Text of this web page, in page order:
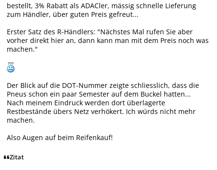
bestellt, 3% Rabatt als ADACler, mässig schnelle Lieferung
zum Händler, über guten Preis gefreut...
Erster Satz des R-Händlers: "Nächstes Mal rufen Sie aber
vorher direkt hier an, dann kann man mit dem Preis noch was
machen."
Der Blick auf die DOT-Nummer zeigte schliesslich, dass die
Pneus schon ein paar Semester auf dem Buckel hatten...
Nach meinem Eindruck werden dort überlagerte
Restbestände übers Netz verhökert. Ich würds nicht mehr
machen.
Also Augen auf beim Reifenkauf!
Zitat